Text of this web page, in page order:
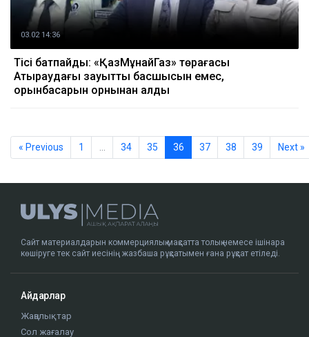
03.02 14:36
Тісі батпайды: «ҚазМұнайГаз» төрағасы
Атыраудағы зауыттың басшысын емес,
орынбасарын орнынан алды
« Previous 1 … 34 35 36 37 38 39 Next »
Сайт материалдарын коммерциялық мақсатта толық немесе ішінара
көшіруге тек сайт иесінің жазбаша рұқсатымен ғана рұқсат етіледі.
Айдарлар
Жаңалықтар
Сол жағалау